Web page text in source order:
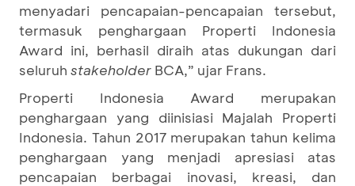
menyadari pencapaian-pencapaian tersebut,
termasuk penghargaan Properti Indonesia
Award ini, berhasil diraih atas dukungan dari
seluruh stakeholder BCA,” ujar Frans.
Properti Indonesia Award merupakan
penghargaan yang diinisiasi Majalah Properti
Indonesia. Tahun 2017 merupakan tahun kelima
penghargaan yang menjadi apresiasi atas
pencapaian berbagai inovasi, kreasi, dan